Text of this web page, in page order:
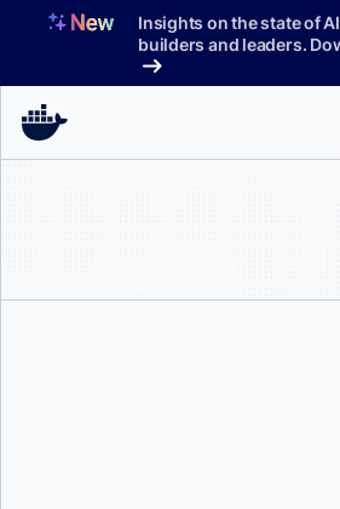
へ
Insights on the state of
builders and leaders.
サポート